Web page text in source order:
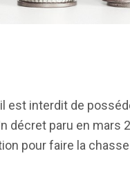
est interdit de
décret paru en
pour faire la